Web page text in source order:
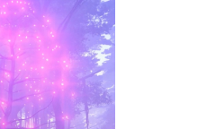
NOW!